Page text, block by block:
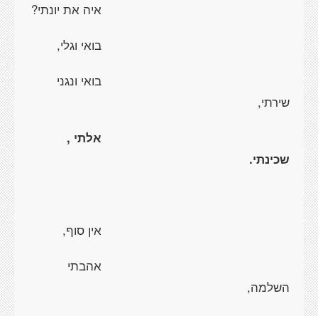
איה את יונתי?
בואי וגלי,
בואי ונגני
שירתי,
אלתי ,
שכינתי.
אין סוף,
אהבתי
השלמה,